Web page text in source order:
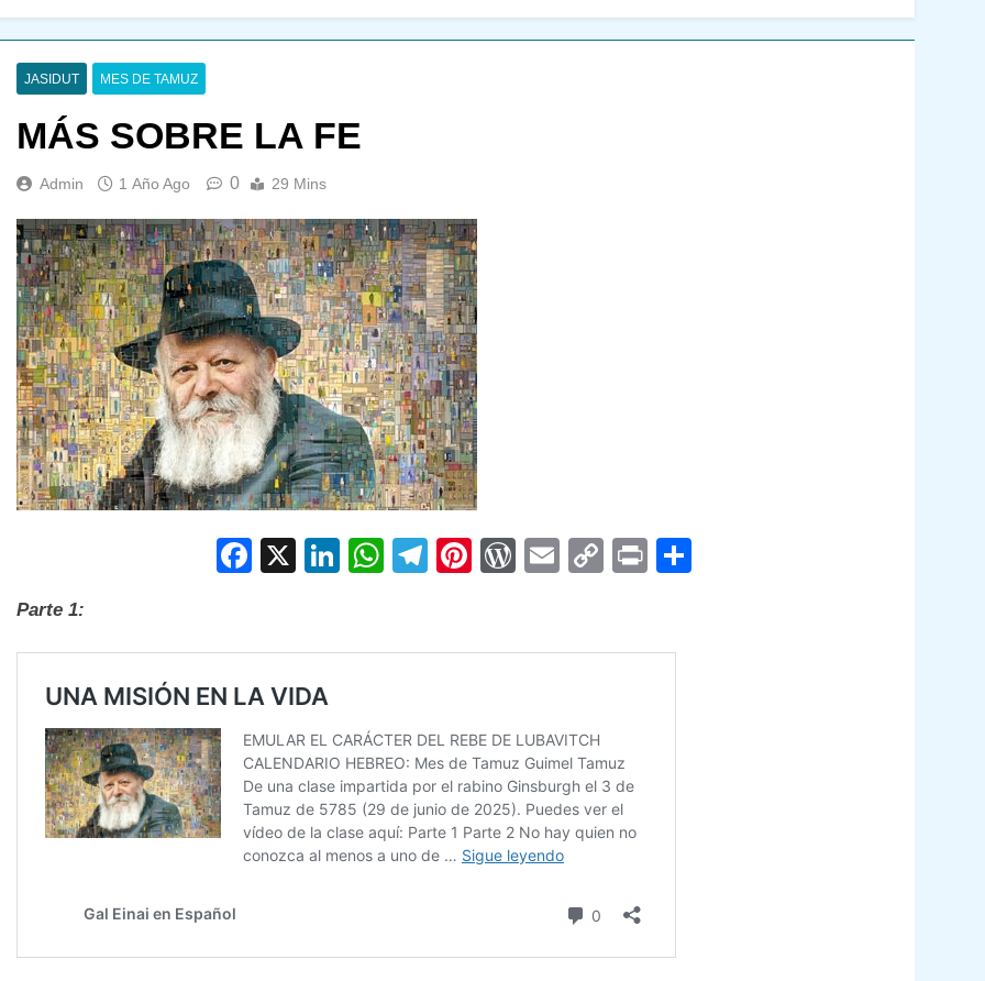
JASIDUT MES DE TAMUZ
MÁS SOBRE LA FE
Admin 1 Año Ago 0 29 Mins
Facebook
X LinkedIn
WhatsApp
Telegram
Pinterest
WordPress
EmailCopyPrint
Parte 1: